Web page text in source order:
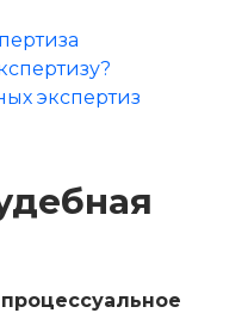
экспертиз